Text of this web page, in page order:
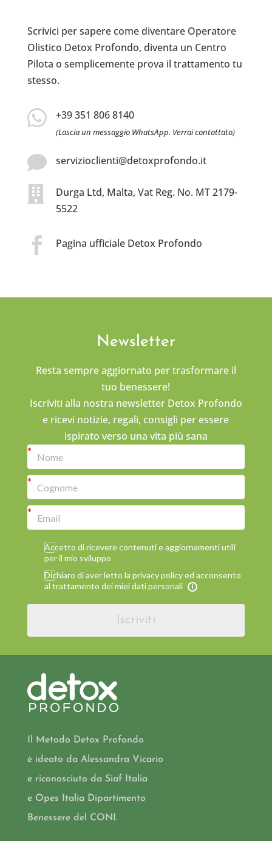
Scrivici per sapere come diventare Operatore
Olistico Detox Profondo, diventa un Centro
Pilota o semplicemente prova il trattamento tu
stesso.
 +39 351 806 8140
(Lascia un messaggio WhatsApp. Verrai contattato)
 servizioclienti@detoxprofondo.it

Durga Ltd, Malta, Vat Reg. No. MT 2179-
5522
 Pagina ufficiale Detox Profondo
Newsletter
Resta sempre aggiornato per trasformare il
tuo benessere!
Iscriviti alla nostra newsletter Detox Profondo
e ricevi notizie, regali, consigli per essere
ispirato verso una vita più sana
Accetto di ricevere contenuti e aggiornamenti utili
per il mio sviluppo
Dichiaro di aver letto la privacy policy ed acconsento
al trattamento dei miei dati personali
Iscriviti
Il Metodo Detox Profondo
è ideato da Alessandra Vicario
e riconosciuto da Siaf Italia
e Opes Italia Dipartimento
Benessere del CONI.